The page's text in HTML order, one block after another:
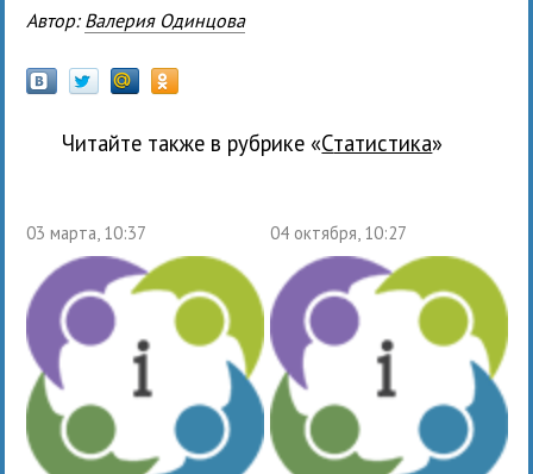
Автор: Валерия Одинцова
Читайте также в рубрике « статистика»
03 марта, 10:37 04 октября, 10:27